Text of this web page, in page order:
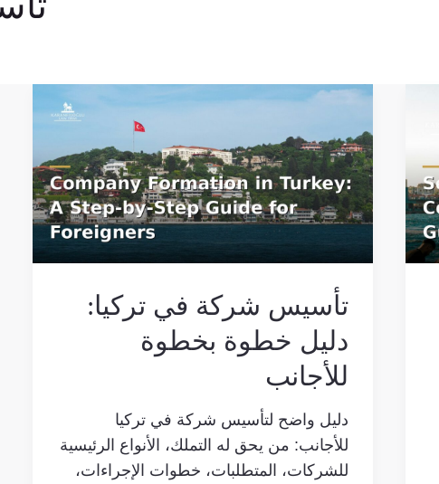
تأسيس شركة في تركيا:
دليل خطوة بخطوة
للأجانب
دليل واضح لتأسيس شركة في تركيا
للأجانب: من يحق له التملك، الأنواع الرئيسية
للشركات، المتطلبات، خطوات الإجراءات،
تأسيس
في
تركيا:
دليل
خطوة
بخطوة